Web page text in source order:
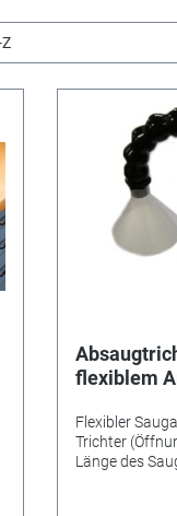
flexiblem
Flexibler
Trichter
Länge des